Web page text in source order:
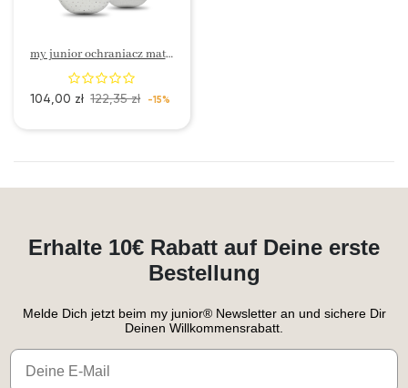
my junior ochraniacz materaca z bawełny organicznej (zestaw 2 szt.)
104,00 zł 122,35 zł -15%
Erhalte 10€ Rabatt auf Deine erste
Bestellung
Melde Dich jetzt beim my junior® Newsletter an und sichere Dir
Deinen Willkommensrabatt.
Email